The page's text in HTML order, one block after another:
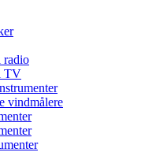
radio
TV
vindmålere